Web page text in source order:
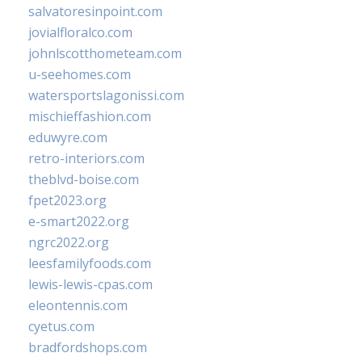
salvatoresinpoint.com
jovialfloralco.com
johnlscotthometeam.com
u-seehomes.com
watersportslagonissi.com
mischieffashion.com
eduwyre.com
retro-interiors.com
theblvd-boise.com
fpet2023.org
e-smart2022.org
ngrc2022.org
leesfamilyfoods.com
lewis-lewis-cpas.com
eleontennis.com
cyetus.com
bradfordshops.com